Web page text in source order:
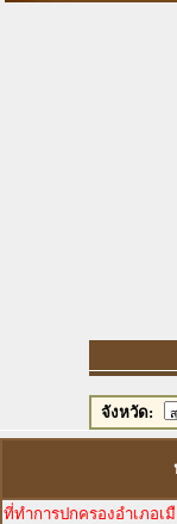
จังหวัด:
ที่ทำการปกครองอำเภอเ